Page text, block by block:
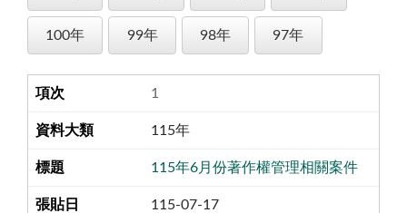
100年 99年 98年 97年
1
115年
115年6月份著作權管理相關案件
115-07-17